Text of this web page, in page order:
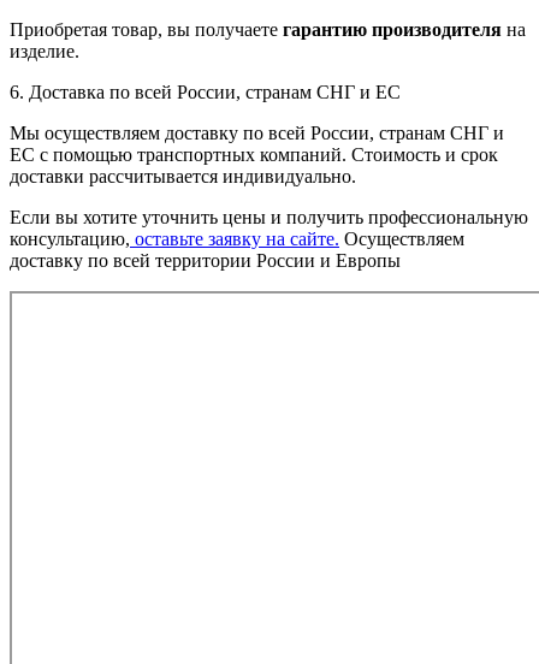
Приобретая товар, вы получаете гарантию производителя на
изделие.
6. Доставка по всей России, странам СНГ и ЕС
Мы осуществляем доставку по всей России, странам СНГ и
ЕС с помощью транспортных компаний. Стоимость и срок
доставки рассчитывается индивидуально.
Если вы хотите уточнить цены и получить профессиональную
консультацию, оставьте заявку на сайте. Осуществляем
доставку по всей территории России и Европы